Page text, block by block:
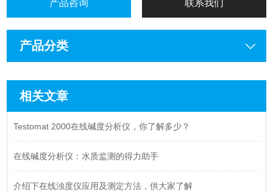
产品咨询 联系我们
产品分类
相关文章
Testomat 2000在线碱度分析仪，你了解多少？
在线碱度分析仪：水质监测的得力助手
介绍下在线浊度仪应用及测定方法，供大家了解